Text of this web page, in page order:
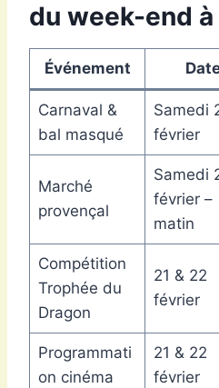
du week-end
Événement
Carnaval &
bal masqué
Samedi
février
Marché
provençal
Samedi
février –
matin
Compétition
Trophée du
Dragon
21 & 22
février
Programmati
on cinéma
21 & 22
février